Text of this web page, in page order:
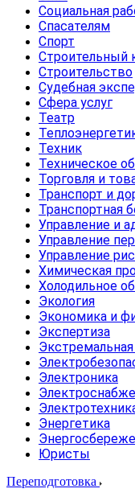
Социальная
Спасателям
Спорт
Строительный
Строительство
Судебная
Сфера услуг
Театр
Техник
Техническое
Торговля и
Транспорт и
Транспортная
Управление и
Управление
Управление
Химическая
Холодильное
Экология
Экономика и
Экспертиза
Электроника
Энергетика
Юристы
Переподготовка